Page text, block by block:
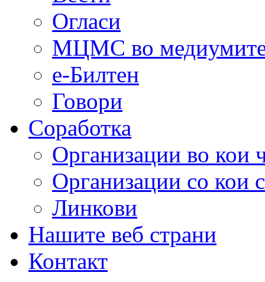
Огласи
МЦМС во
е-Билтен
Говори
Соработка
Организации во кои
Организации со кои
Линкови
Нашите веб страни
Контакт